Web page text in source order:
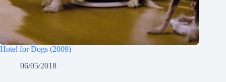
Hotel for Dogs (2009)
06/05/2018